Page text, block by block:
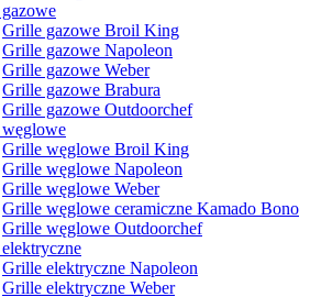
Grille gazowe Broil King
Grille gazowe Napoleon
Grille gazowe Weber
Grille gazowe Brabura
Grille gazowe Outdoorchef
Grille węglowe Broil King
Grille węglowe Napoleon
Grille węglowe Weber
Grille węglowe ceramiczne Kamado Bono
Grille węglowe Outdoorchef
Grille elektryczne Napoleon
Grille elektryczne Weber